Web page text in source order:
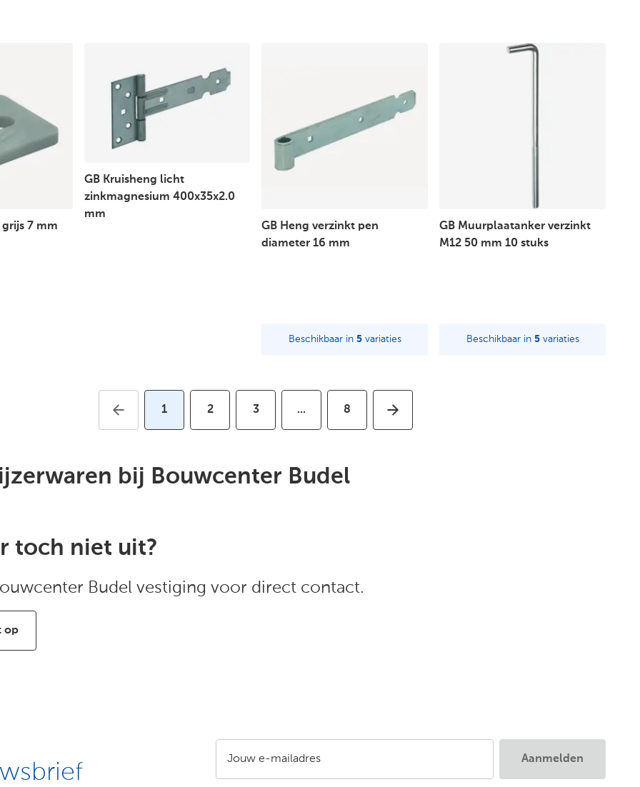
7 mm
GB Kruisheng licht
zinkmagnesium 400x35x2.0
mm
GB Heng verzinkt pen
diameter 16 mm
Beschikbaar in 5variaties
GB Muurplaatanker verzinkt
M12 50 mm 10 stuks
Beschikbaar in 5variaties
1 2 3 ... 8
bij Bouwcenter Budel
toch niet uit?
Budel vestiging voor direct contact.
op
Jouw e-mailadres Aanmelden